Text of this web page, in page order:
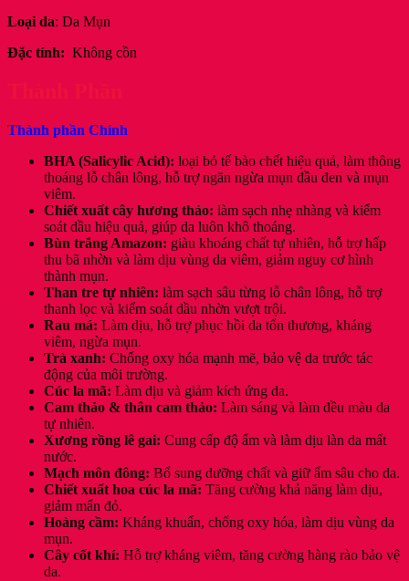
Loại da: Da Mụn
Đặc tính: Không cồn
Thành phần Chính
BHA (Salicylic Acid): loại bỏ tế bào chết hiệu quả, làm thông
thoáng lỗ chân lông, hỗ trợ ngăn ngừa mụn đầu đen và mụn
viêm.
Chiết xuất cây hương thảo: làm sạch nhẹ nhàng và kiểm
soát dầu hiệu quả, giúp da luôn khô thoáng.
Bùn trắng Amazon: giàu khoáng chất tự nhiên, hỗ trợ hấp
thu bã nhờn và làm dịu vùng da viêm, giảm nguy cơ hình
thành mụn.
Than tre tự nhiên: làm sạch sâu từng lỗ chân lông, hỗ trợ
thanh lọc và kiểm soát dầu nhờn vượt trội.
Rau má: Làm dịu, hỗ trợ phục hồi da tổn thương, kháng
viêm, ngừa mụn.
Trà xanh: Chống oxy hóa mạnh mẽ, bảo vệ da trước tác
động của môi trường.
Cúc la mã: Làm dịu và giảm kích ứng da.
Cam thảo & thân cam thảo: Làm sáng và làm đều màu da
tự nhiên.
Xương rồng lê gai: Cung cấp độ ẩm và làm dịu làn da mất
nước.
Mạch môn đông: Bổ sung dưỡng chất và giữ ẩm sâu cho da.
Chiết xuất hoa cúc la mã: Tăng cường khả năng làm dịu,
giảm mẩn đỏ.
Hoàng cầm: Kháng khuẩn, chống oxy hóa, làm dịu vùng da
mụn.
Cây cốt khí: Hỗ trợ kháng viêm, tăng cường hàng rào bảo vệ
da.